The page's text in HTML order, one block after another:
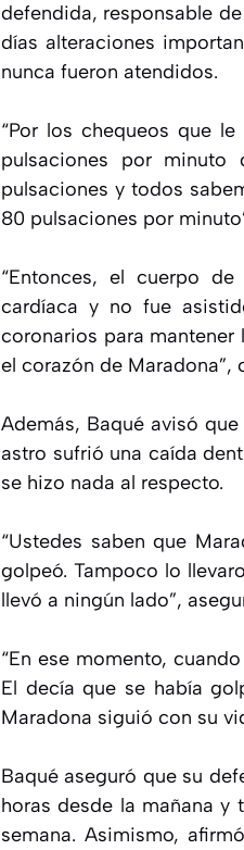
defendida, responsable
días alteraciones
nunca fueron atendidos.
“Por los chequeos que
pulsaciones por minuto
pulsaciones y todos
80 pulsaciones por
“Entonces, el cuerpo
cardíaca y no fue
coronarios para
el corazón de Maradona”,
Además, Baqué avisó
astro sufrió una caída
se hizo nada al respecto.
“Ustedes saben que
golpeó. Tampoco lo
llevó a ningún lado”,
“En ese momento,
El decía que se había
Maradona siguió con su
Baqué aseguró que su
horas desde la mañana y
semana. Asimismo,